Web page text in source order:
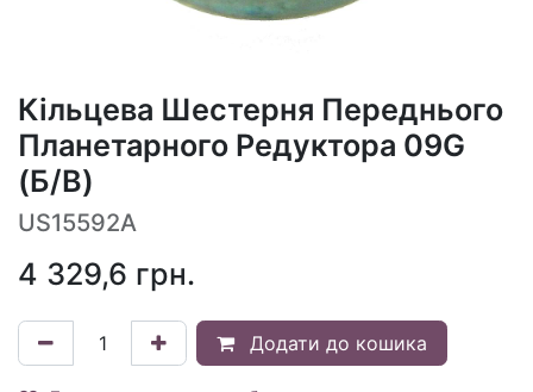
Кільцева Шестерня Переднього
Планетарного Редуктора 09G
(Б/В)
US15592A
4 329,6 грн.
Додати до кошика